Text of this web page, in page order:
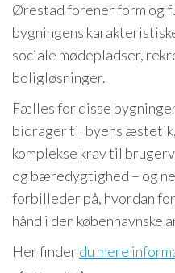
Ørestad forener form og
bygningens
sociale mødepladser,
boligløsninger.
Fælles for disse
bidrager til byens
komplekse krav til
og bæredygtighed – og
forbilleder på, hvordan
hånd i den københavnske
Her finderdu mere